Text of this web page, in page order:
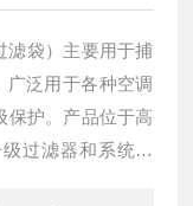
滤袋）主要用于捕
广泛用于各种空调
保护。产品位于高
过滤器和系统本